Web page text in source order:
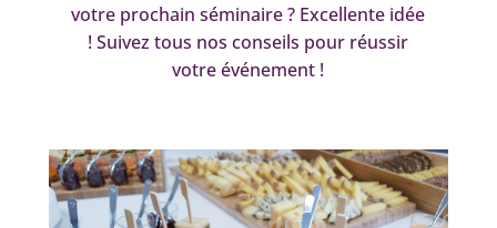
votre prochain séminaire ? Excellente idée
! Suivez tous nos conseils pour réussir
votre événement !